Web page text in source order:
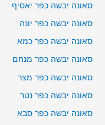
סאונה יבשה כפר יאסיף
סאונה יבשה כפר יונה
סאונה יבשה כפר כמא
סאונה יבשה כפר מנחם
סאונה יבשה כפר מצר
סאונה יבשה כפר נטר
סאונה יבשה כפר סבא